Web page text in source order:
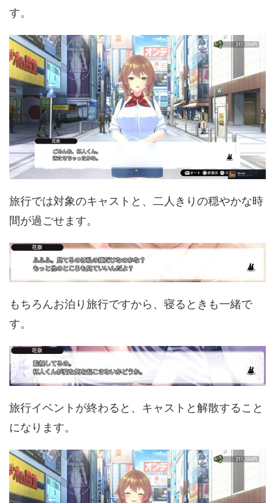
す。
旅行では対象のキャストと、二人きりの穏やかな時
間が過ごせます。
もちろんお泊り旅行ですから、寝るときも一緒で
す。
旅行イベントが終わると、キャストと解散すること
になります。